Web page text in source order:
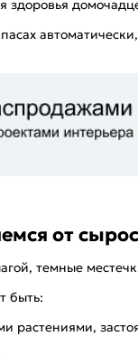
здоровья
от
темные
быть:
растениями,